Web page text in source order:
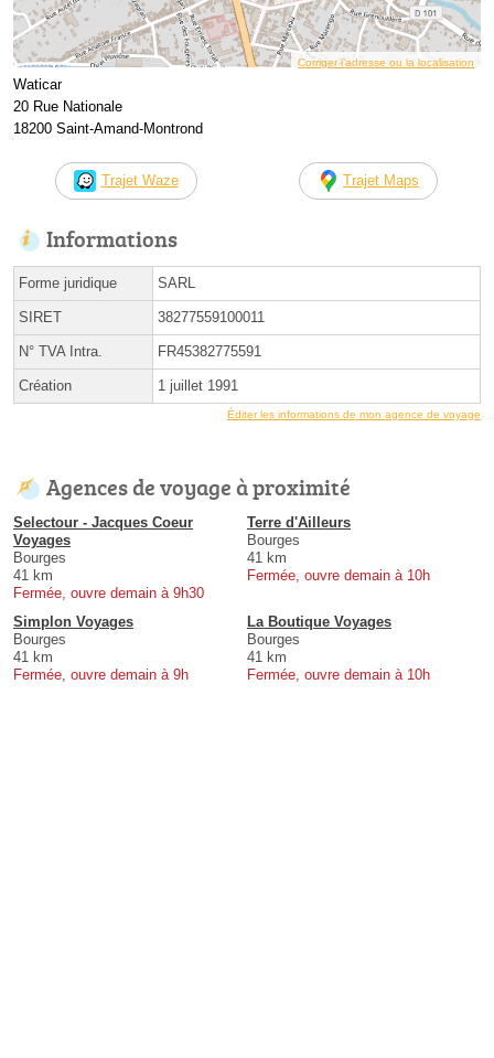
Corriger l’adresse ou la localisation
Waticar
20 Rue Nationale
18200 Saint-Amand-Montrond
Trajet Waze Trajet Maps
Informations
Forme juridique SARL
SIRET 38277559100011
N° TVA Intra. FR45382775591
Création 1 juillet 1991
Éditer les informations de mon agence de voyage
Agences de voyage à proximité
Selectour - Jacques Coeur
Voyages
Bourges
41 km
Fermée, ouvre demain à 9h30
Terre d'Ailleurs
Bourges
41 km
Fermée, ouvre demain à 10h
Simplon Voyages
Bourges
41 km
Fermée, ouvre demain à 9h
La Boutique Voyages
Bourges
41 km
Fermée, ouvre demain à 10h